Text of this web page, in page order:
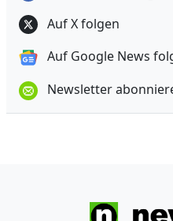
Auf X folgen
Auf Google News
Newsletter